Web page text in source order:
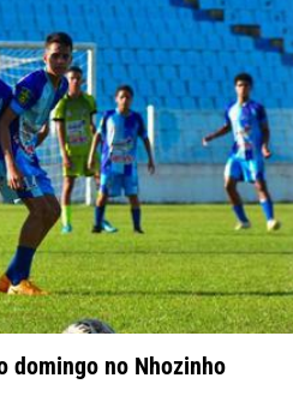
domingo no Nhozinho